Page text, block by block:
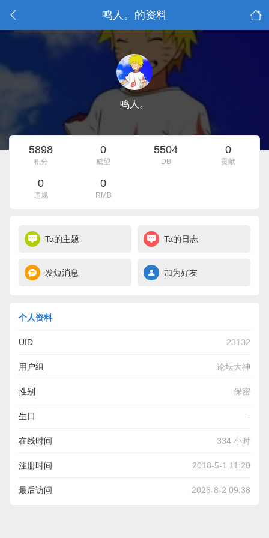
鸣人。的资料
鸣人。
5898
积分
0
威望
5504
DB
0
贡献
0
违规
0
RMB
Ta的主题 Ta的日志
发短消息 加为好友
个人资料
UID 23132
用户组 论坛大神
性别 保密
生日 -
在线时间 334 小时
注册时间 2018-5-1 11:20
最后访问 2026-8-2 09:38